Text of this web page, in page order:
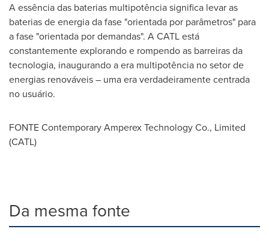
A essência das baterias multipotência significa levar as
baterias de energia da fase "orientada por parâmetros" para
a fase "orientada por demandas". A CATL está
constantemente explorando e rompendo as barreiras da
tecnologia, inaugurando a era multipotência no setor de
energias renováveis – uma era verdadeiramente centrada
no usuário.
FONTE Contemporary Amperex Technology Co., Limited
(CATL)
Da mesma fonte